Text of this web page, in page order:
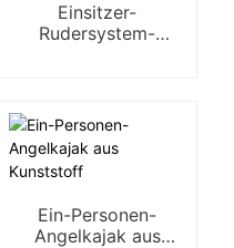
Einsitzer-
Rudersystem-
Ein-Personen-
Angelkajak aus